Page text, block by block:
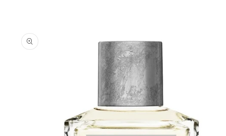
informations
produits